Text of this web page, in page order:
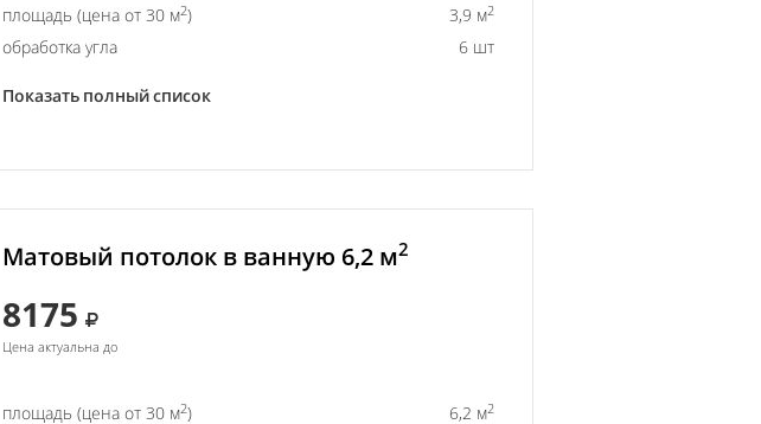
площадь (цена от 30 м2) 3,9 м2
обработка угла 6 шт
Показать полный список
Матовый потолок в ванную 6,2 м2
8175
Цена актуальна до
площадь (цена от 30 м2) 6,2 м2